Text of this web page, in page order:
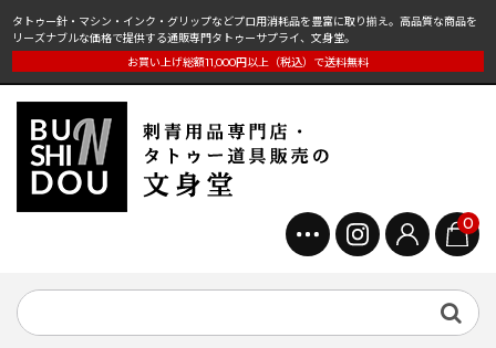
タトゥー針・マシン・インク・グリップなどプロ用消耗品を豊富に取り揃え。高品質な商品を
リーズナブルな価格で提供する通販専門タトゥーサプライ、文身堂。
お買い上げ総額11,000円以上（税込）で送料無料
0